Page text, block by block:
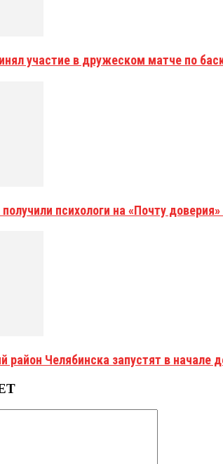
участие в дружеском матче по
психологи на «Почту
район Челябинска запустят в начале